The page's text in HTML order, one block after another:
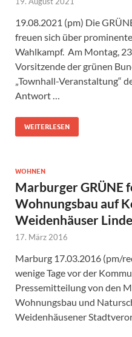
19.08.2021 (pm) Die
freuen sich über
Wahlkampf. Am Montag,
Vorsitzende der grünen
„Townhall-Veranstaltung“
Antwort …
WEITERLESEN
WOHNEN
Marburger GRÜNE
Wohnungsbau auf
Weidenhäuser
17. März 2016
Marburg 17.03.2016 (pm/
wenige Tage vor der
Pressemitteilung von den
Wohnungsbau und
Weidenhäusener